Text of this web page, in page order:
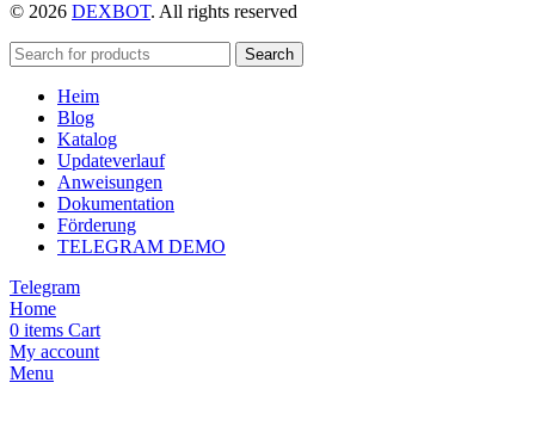
weist
auf
der
Produktseite
werden
© 2026 DEXBOT. All rights reserved
Search
Heim
Blog
Katalog
Updateverlauf
Anweisungen
Dokumentation
Förderung
TELEGRAM DEMO
Telegram
Home
0 items Cart
My account
Menu